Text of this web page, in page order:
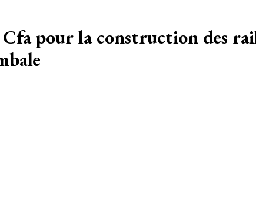
pour la construction des